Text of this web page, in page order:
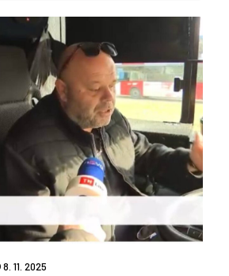
8. 11. 2025